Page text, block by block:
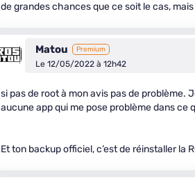
de grandes chances que ce soit le cas,
Matou Premium
Le 12/05/2022 à 12h42
si pas de root à mon avis pas de problème.
aucune app qui me pose problème dans ce
Et ton backup officiel, c’est de réinstaller la